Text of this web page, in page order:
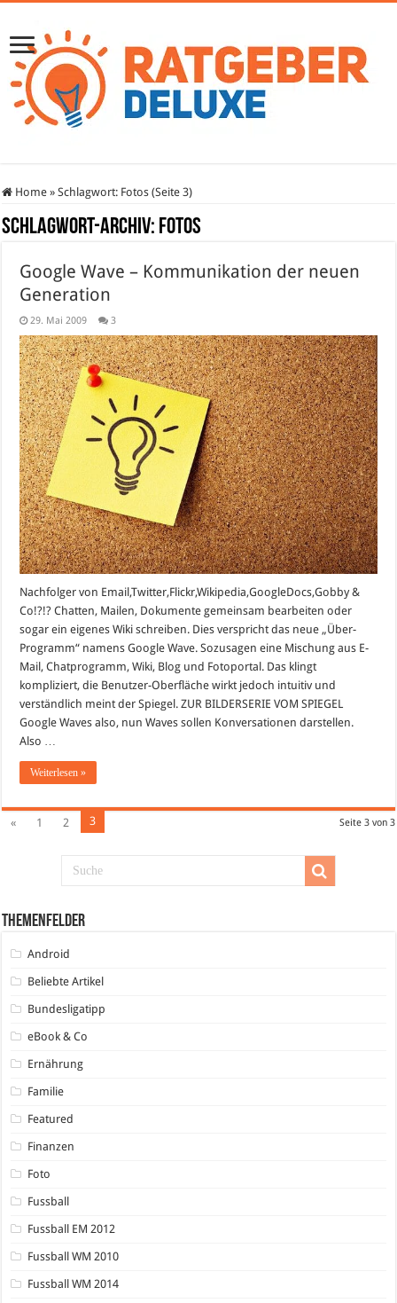
Home » Schlagwort: Fotos (Seite 3)
Schlagwort-Archiv: Fotos
Google Wave – Kommunikation der neuen
Generation
29. Mai 2009 3
Nachfolger von Email,Twitter,Flickr,Wikipedia,GoogleDocs,Gobby &
Co!?!? Chatten, Mailen, Dokumente gemeinsam bearbeiten oder
sogar ein eigenes Wiki schreiben. Dies verspricht das neue „Über-
Programm“ namens Google Wave. Sozusagen eine Mischung aus E-
Mail, Chatprogramm, Wiki, Blog und Fotoportal. Das klingt
kompliziert, die Benutzer-Oberfläche wirkt jedoch intuitiv und
verständlich meint der Spiegel. ZUR BILDERSERIE VOM SPIEGEL
Google Waves also, nun Waves sollen Konversationen darstellen.
Also …
Weiterlesen »
Seite 3 von 3
« 1 2 3
Themenfelder
Android
Beliebte Artikel
Bundesligatipp
eBook & Co
Ernährung
Familie
Featured
Finanzen
Foto
Fussball
Fussball EM 2012
Fussball WM 2010
Fussball WM 2014